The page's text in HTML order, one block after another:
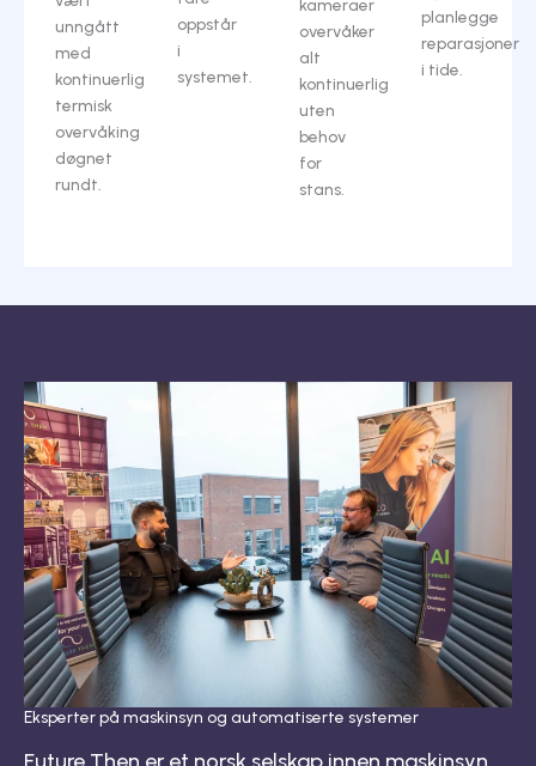
unngått
med
kontinuerlig
termisk
overvåking
døgnet
rundt.
oppstår
i
systemet.
kameraer
overvåker
alt
kontinuerlig
uten
behov
for
stans.
planlegge
reparasjoner
i tide.
Eksperter på maskinsyn og automatiserte systemer